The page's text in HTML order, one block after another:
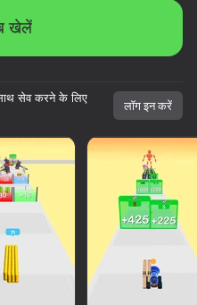
खेलें
सेव करने के लिए
लॉग इन करें